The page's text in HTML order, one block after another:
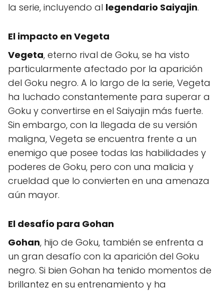
la serie, incluyendo al legendario Saiyajin.
El impacto en Vegeta
Vegeta, eterno rival de Goku, se ha visto
particularmente afectado por la aparición
del Goku negro. A lo largo de la serie, Vegeta
ha luchado constantemente para superar a
Goku y convertirse en el Saiyajin más fuerte.
Sin embargo, con la llegada de su versión
maligna, Vegeta se encuentra frente a un
enemigo que posee todas las habilidades y
poderes de Goku, pero con una malicia y
crueldad que lo convierten en una amenaza
aún mayor.
El desafío para Gohan
Gohan, hijo de Goku, también se enfrenta a
un gran desafío con la aparición del Goku
negro. Si bien Gohan ha tenido momentos de
brillantez en su entrenamiento y ha